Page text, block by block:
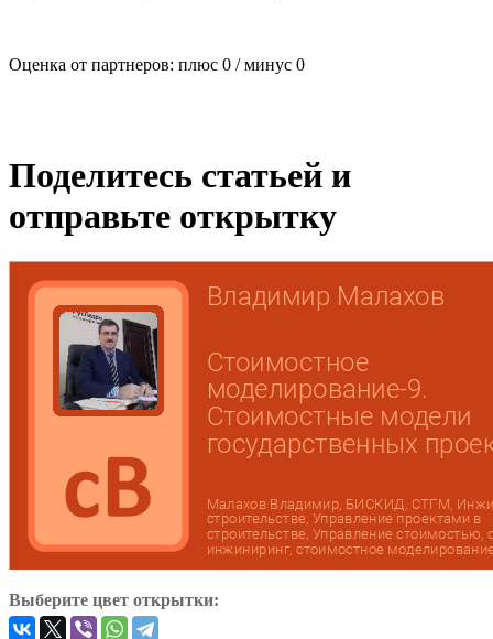
Оценка от партнеров: плюс 0 / минус 0
Поделитесь статьей и
отправьте открытку
Выберите цвет открытки: